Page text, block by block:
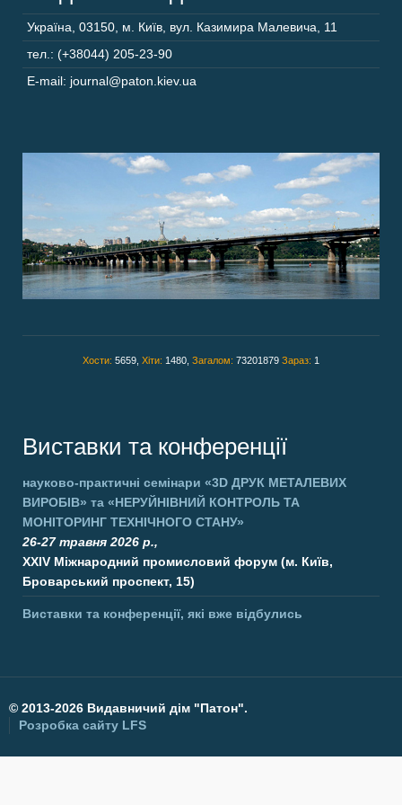
Україна, 03150, м. Київ, вул. Казимира Малевича, 11
тел.: (+38044) 205-23-90
E-mail: journal@paton.kiev.ua
Хости: 5659, Хіти: 1480, Загалом: 73201879 Зараз: 1
Виставки та конференції
науково-практичні семінари «3D ДРУК МЕТАЛЕВИХ
ВИРОБІВ» та «НЕРУЙНІВНИЙ КОНТРОЛЬ ТА
МОНІТОРИНГ ТЕХНІЧНОГО СТАНУ»
26-27 травня 2026 р.,
XXIV Міжнародний промисловий форум (м. Київ,
Броварський проспект, 15)
Виставки та конференції, які вже відбулись
© 2013-2026 Видавничий дім "Патон".
Розробка сайту LFS